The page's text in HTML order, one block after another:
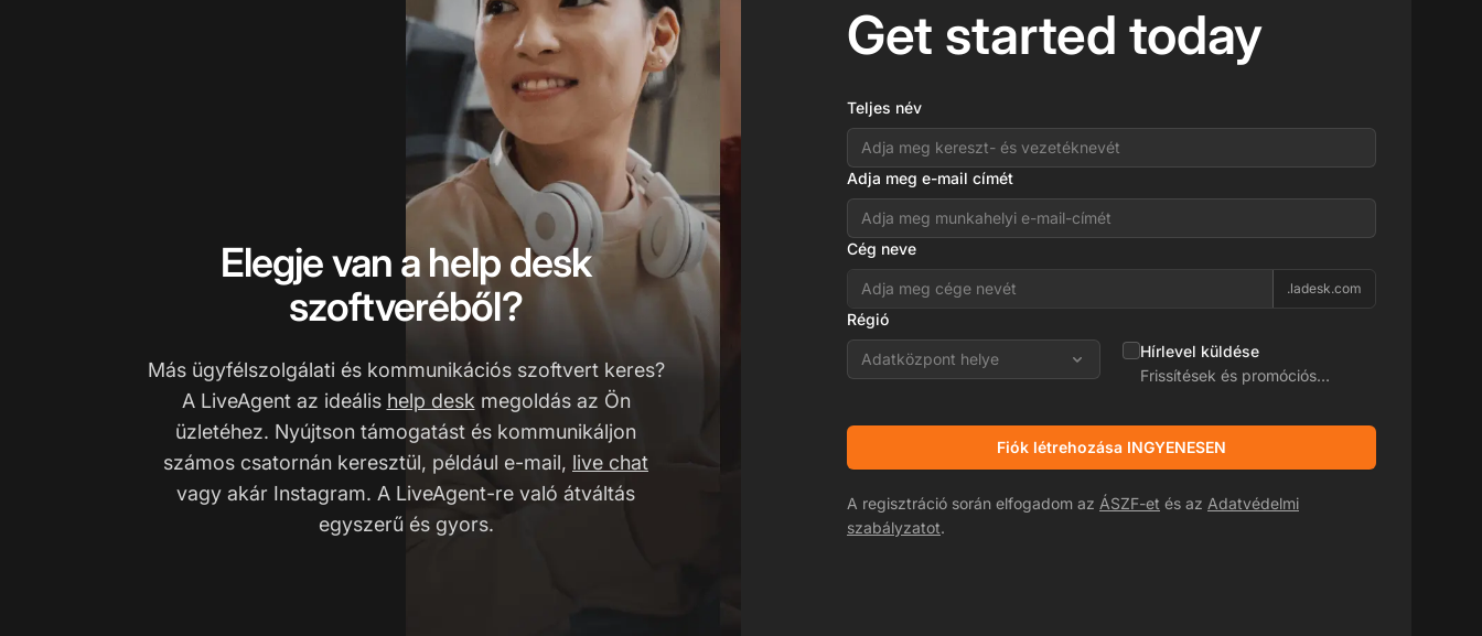
Elegje van a help desk
szoftveréből?
Más ügyfélszolgálati és kommunikációs szoftvert keres?
A LiveAgent az ideális help desk megoldás az Ön
üzletéhez. Nyújtson támogatást és kommunikáljon
számos csatornán keresztül, például e-mail, live chat
vagy akár Instagram. A LiveAgent-re való átváltás
egyszerű és gyors.
Get started today
Teljes név
Adja meg e-mail címét
Cég neve
.ladesk.com
Régió
Adatközpont helye
Hírlevel küldése
Frissítések és promóciós
Fiók létrehozása INGYENESEN
A regisztráció során elfogadom az ÁSZF-et és az Adatvédelmi
szabályzatot.